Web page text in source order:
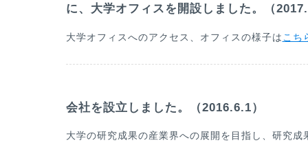
に、大学オフィスを開設しました。（
大学オフィスへのアクセス、オフィスの様子は こち
会社を設立しました。（2016.6.1）
大学の研究成果の産業界への展開を目指し、研究